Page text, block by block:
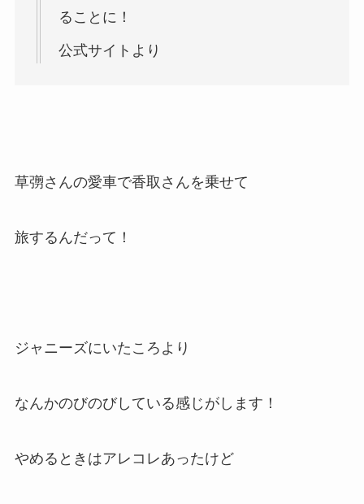
ることに！
公式サイトより
草彅さんの愛車で香取さんを乗せて
旅するんだって！
ジャニーズにいたころより
なんかのびのびしている感じがします！
やめるときはアレコレあったけど